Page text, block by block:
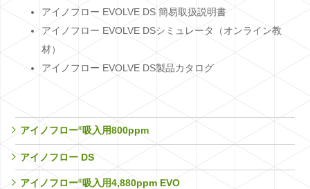
アイノフロー EVOLVE DS 簡易取扱説明書
アイノフロー EVOLVE DSシミュレータ（オンライン教
材）
アイノフロー EVOLVE DS製品カタログ
アイノフロー®吸入用800ppm
アイノフロー DS
アイノフロー®吸入用4,880ppm EVO